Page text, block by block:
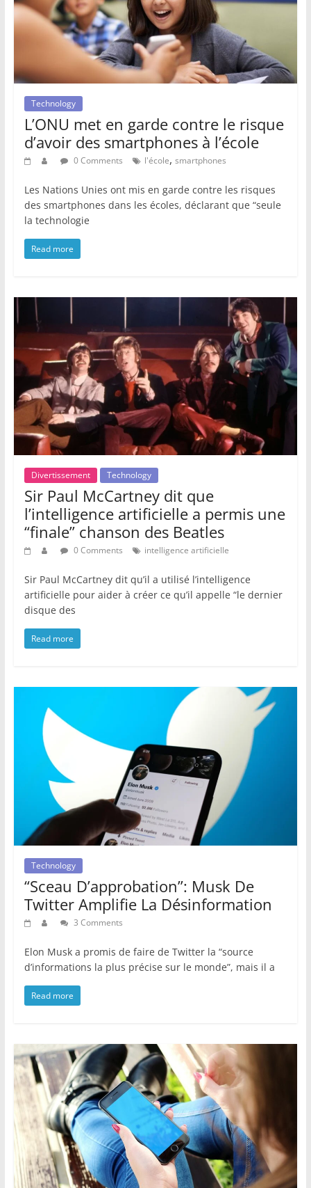
Technology
L’ONU met en garde contre le risque
d’avoir des smartphones à l’école
0 Comments l'école, smartphones
Les Nations Unies ont mis en garde contre les risques
des smartphones dans les écoles, déclarant que “seule
la technologie
Read more
Divertissement Technology
Sir Paul McCartney dit que
l’intelligence artificielle a permis une
“finale” chanson des Beatles
0 Comments intelligence artificielle
Sir Paul McCartney dit qu’il a utilisé l’intelligence
artificielle pour aider à créer ce qu’il appelle “le dernier
disque des
Read more
Technology
“Sceau D’approbation”: Musk De
Twitter Amplifie La Désinformation
3 Comments
Elon Musk a promis de faire de Twitter la “source
d’informations la plus précise sur le monde”, mais il a
Read more